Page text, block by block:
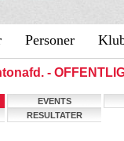
Personer
-
EVENTS
RESULTATER